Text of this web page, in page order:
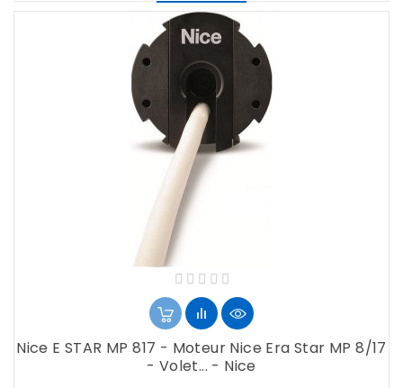
Nice E STAR MP 817 - Moteur Nice Era Star MP 8/17
- Volet... - Nice